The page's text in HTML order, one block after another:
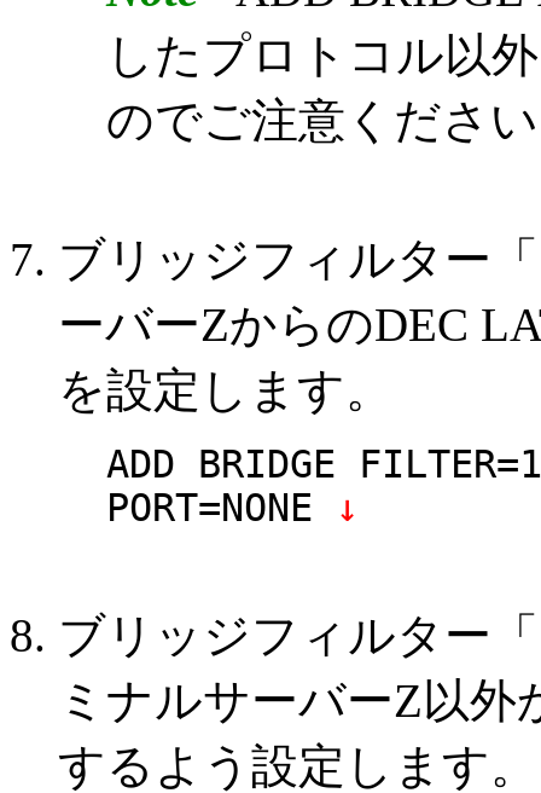
したプロトコル以
のでご注意くださ
ブリッジフィルター
ーバーZからのDEC
を設定します。
ADD BRIDGE
PORT=NONE ↓
ブリッジフィルター
ミナルサーバーZ以
するよう設定します。